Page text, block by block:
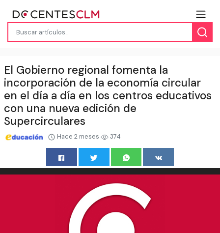
El Gobierno regional fomenta la
incorporación de la economía circular
en el día a día en los centros educativos
con una nueva edición de
Supercirculares
Hace 2 meses 374